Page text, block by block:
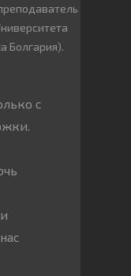
Болгария).
с